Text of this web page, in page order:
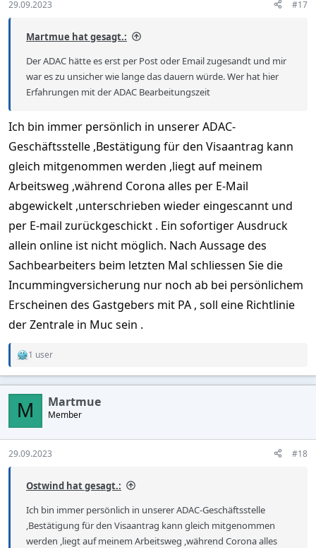
:
29.09.2023 #17
Martmue hat gesagt.:
Der ADAC hätte es erst per Post oder Email zugesandt und mir
war es zu unsicher wie lange das dauern würde. Wer hat hier
Erfahrungen mit der ADAC Bearbeitungszeit
Ich bin immer persönlich in unserer ADAC-
Geschäftsstelle ,Bestätigung für den Visaantrag kann
gleich mitgenommen werden ,liegt auf meinem
Arbeitsweg ,während Corona alles per E-Mail
abgewickelt ,unterschrieben wieder eingescannt und
per E-mail zurückgeschickt . Ein sofortiger Ausdruck
allein online ist nicht möglich. Nach Aussage des
Sachbearbeiters beim letzten Mal schliessen Sie die
Incummingversicherung nur noch ab bei persönlichem
Erscheinen des Gastgebers mit PA , soll eine Richtlinie
der Zentrale in Muc sein .
R
c
t
o
n
s
:
1 user
M Martmue
Member
29.09.2023 #18
Ostwind hat gesagt.:
Ich bin immer persönlich in unserer ADAC-Geschäftsstelle
,Bestätigung für den Visaantrag kann gleich mitgenommen
werden ,liegt auf meinem Arbeitsweg ,während Corona alles